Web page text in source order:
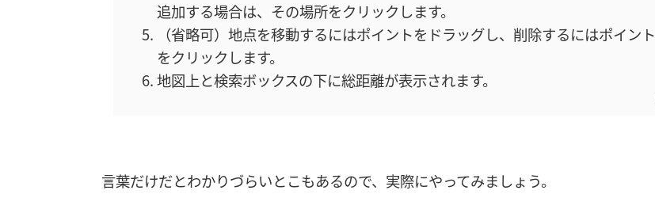
追加する場合は、その場所をクリックします。
（省略可）地点を移動するにはポイントをドラッグし、削除するにはポイント
をクリックします。
地図上と検索ボックスの下に総距離が表示されます。
言葉だけだとわかりづらいとこもあるので、実際にやってみましょう。